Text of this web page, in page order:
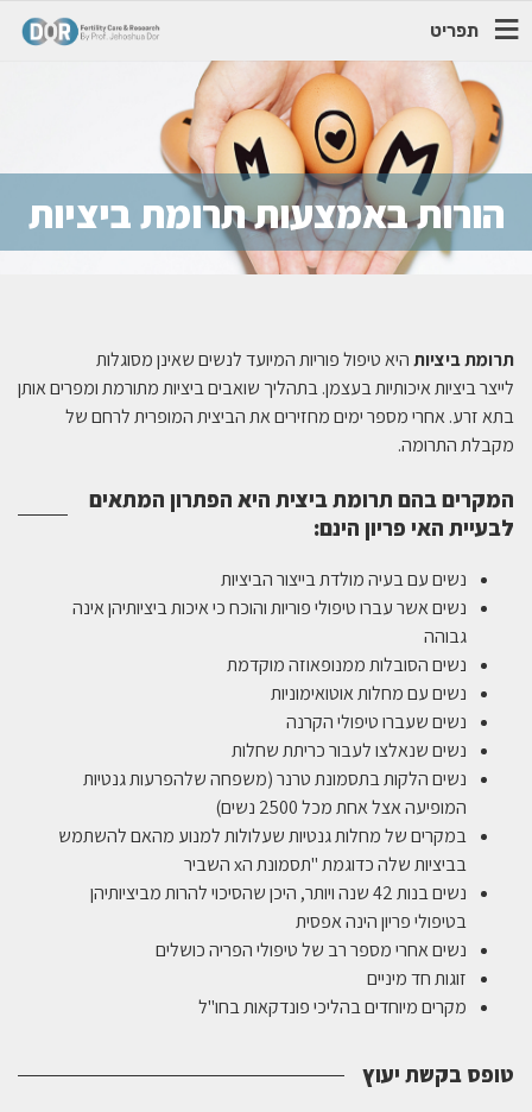
תפריט
הורות באמצעות תרומת ביציות
תרומת ביציותהיא טיפול פוריות המיועד לנשים שאינן מסוגלות
לייצר ביציות איכותיות בעצמן. בתהליך שואבים ביציות מתורמת ומפרים אותן
בתא זרע. אחרי מספר ימים מחזירים את הביצית המופרית לרחם של
מקבלת התרומה.
המקרים בהם תרומת ביצית היא הפתרון המתאים
לבעיית האי פריון הינם:
נשים עם בעיה מולדת בייצור הביציות
נשים אשר עברו טיפולי פוריות והוכח כי איכות ביציותיהן אינה
גבוהה
נשים הסובלות ממנופאוזה מוקדמת
נשים עם מחלות אוטואימוניות
נשים שעברו טיפולי הקרנה
נשים שנאלצו לעבור כריתת שחלות
נשים הלקות בתסמונת טרנר (משפחה שלהפרעות גנטיות
המופיעה אצל אחת מכל 2500 נשים)
במקרים של מחלות גנטיות שעלולות למנוע מהאם להשתמש
בביציות שלה כדוגמת "תסמונת הx השביר
נשים בנות 42 שנה ויותר, היכן שהסיכוי להרות מביציותיהן
בטיפולי פריון הינה אפסית
נשים אחרי מספר רב של טיפולי הפריה כושלים
זוגות חד מיניים
מקרים מיוחדים בהליכי פונדקאות בחו"ל
טופס בקשת יעוץ